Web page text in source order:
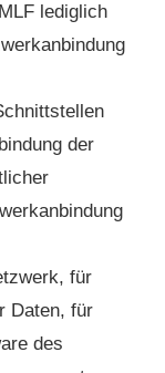
lediglich
der
für
Daten, für
des